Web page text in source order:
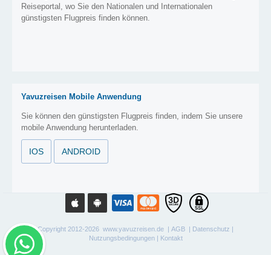
Reiseportal, wo Sie den Nationalen und Internationalen
günstigsten Flugpreis finden können.
Yavuzreisen Mobile Anwendung
Sie können den günstigsten Flugpreis finden, indem Sie unsere
mobile Anwendung herunterladen.
IOS ANDROID
Copyright 2012-2026 www.yavuzreisen.de | AGB | Datenschutz |
Nutzungsbedingungen| Kontakt